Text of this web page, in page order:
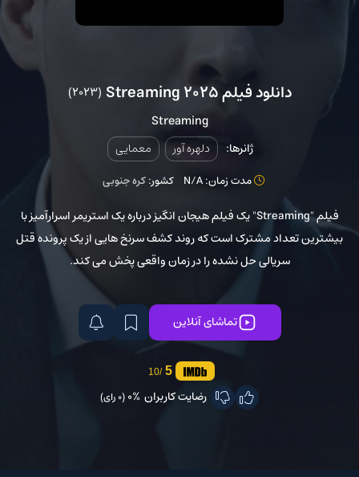
دانلود فیلم Streaming 2025 (2023)
Streaming
ژانرها: دلهره آور معمایی
مدت زمان: N/A کشور:کره جنوبی
فیلم "Streaming" یک فیلم هیجان انگیز درباره یک استریمر اسرارآمیز با
بیشترین تعداد مشترک است که روند کشف سرنخ هایی از یک پرونده قتل
سریالی حل نشده را در زمان واقعی پخش می کند.
تماشای آنلاین
5
/10
رضایت کاربران 0%(0 رای)